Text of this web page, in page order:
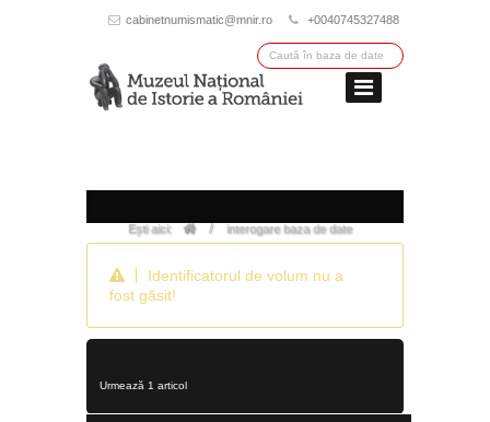
cabinetnumismatic@mnir.ro +0040745327488
Ești aici: / interogare baza de date
Identificatorul de volum nu a
fost găsit!
Urmează 1 articol